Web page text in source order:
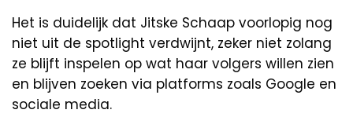
Het is duidelijk dat Jitske Schaap voorlopig nog
niet uit de spotlight verdwijnt, zeker niet zolang
ze blijft inspelen op wat haar volgers willen zien
en blijven zoeken via platforms zoals Google en
sociale media.